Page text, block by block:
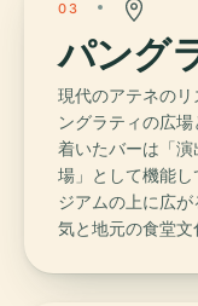
03
パング
現代のアテネの
ングラティの広
着いたバーは「
場」として機能
ジアムの上に広
気と地元の食堂文